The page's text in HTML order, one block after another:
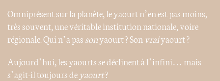
Omniprésent sur la planète, le yaourt n’en est pas moins,
très souvent, une véritable institution nationale, voire
régionale. Qui n’a passonyaourt ? Son vraiyaourt ?
Aujourd’hui, les yaourts se déclinent à l’infini… mais
s’agit-il toujours de yaourt?